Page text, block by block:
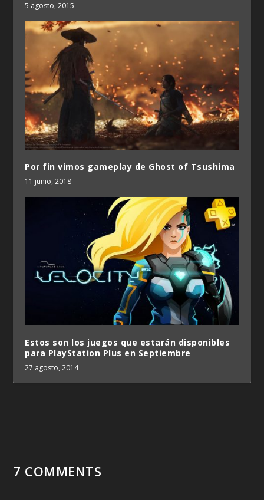
5 agosto, 2015
Por fin vimos gameplay de Ghost of Tsushima
11 junio, 2018
Estos son los juegos que estarán disponibles
para PlayStation Plus en Septiembre
27 agosto, 2014
7 COMMENTS